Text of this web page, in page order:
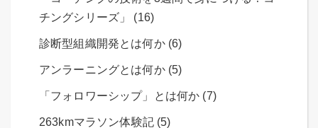
チングシリーズ」 (16)
診断型組織開発とは何か (6)
アンラーニングとは何か (5)
「フォロワーシップ」とは何か (7)
263kmマラソン体験記 (5)